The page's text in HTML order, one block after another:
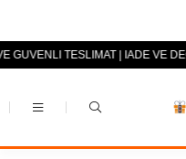
+90 (0553) 694 94 70
GÜVENLİ TESLİMAT | İADE VE